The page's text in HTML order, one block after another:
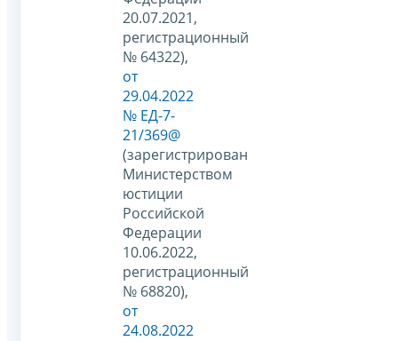
20.07.2021,
регистрационный
№ 64322),
от
29.04.2022
№ ЕД-7-
21/369@
(зарегистрирован
Министерством
юстиции
Российской
Федерации
10.06.2022,
регистрационный
№ 68820),
от
24.08.2022